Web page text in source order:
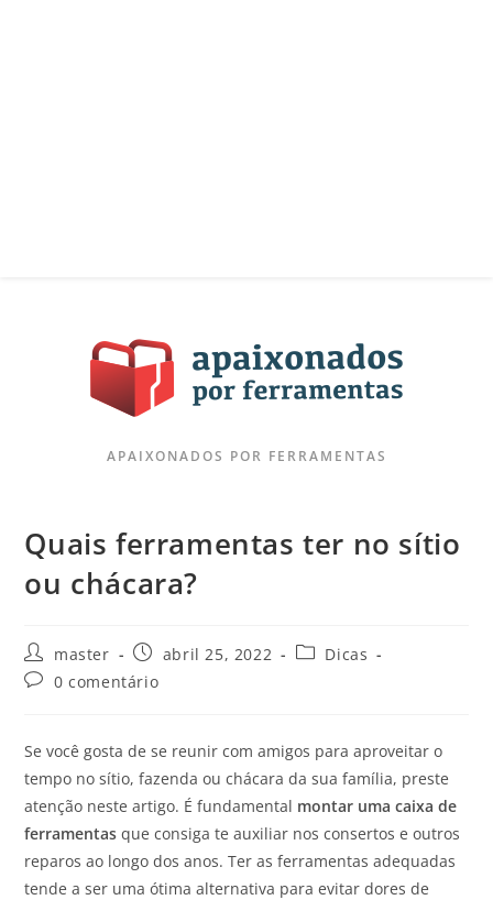
APAIXONADOS POR FERRAMENTAS
Quais ferramentas ter no sítio
ou chácara?
master abril 25, 2022
Dicas
0 comentário
Se você gosta de se reunir com amigos para aproveitar o
tempo no sítio, fazenda ou chácara da sua família, preste
atenção neste artigo. É fundamental montar uma caixa de
ferramentasque consiga te auxiliar nos consertos e outros
reparos ao longo dos anos. Ter as ferramentas adequadas
tende a ser uma ótima alternativa para evitar dores de